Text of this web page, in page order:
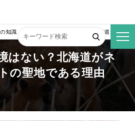
知識 これ以上の環境はない？北海道がネイ
はない？北海道がネ
の聖地である理由